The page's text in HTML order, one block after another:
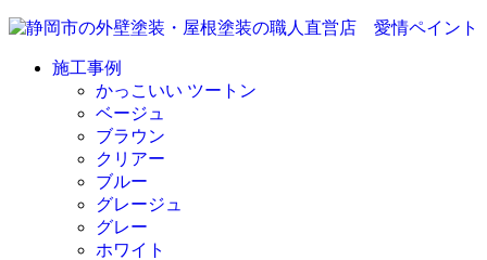
施工事例
かっこいい ツートン
ベージュ
ブラウン
クリアー
ブルー
グレージュ
グレー
ホワイト